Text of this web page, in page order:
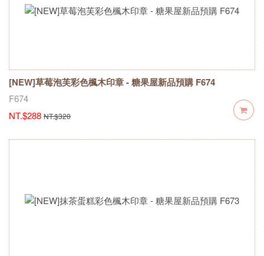
[NEW]草莓泡芙彩色楓木印章 - 糖果屋新品預購 F674
F674
NT.$288 NT.$320